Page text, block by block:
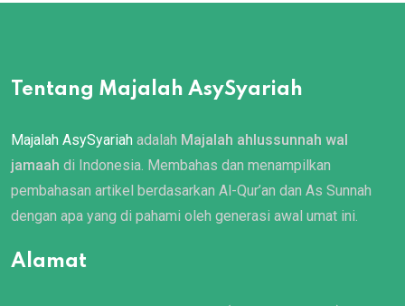
Tentang Majalah AsySyariah
Majalah AsySyariah adalah Majalah ahlussunnah wal
jamaah di Indonesia. Membahas dan menampilkan
pembahasan artikel berdasarkan Al-Qur’an dan As Sunnah
dengan apa yang di pahami oleh generasi awal umat ini.
Alamat